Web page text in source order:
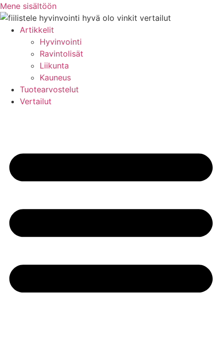
Mene sisältöön
Artikkelit
Hyvinvointi
Ravintolisät
Liikunta
Kauneus
Tuotearvostelut
Vertailut